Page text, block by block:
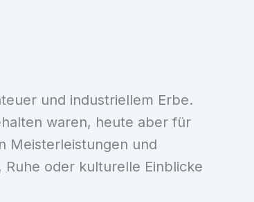
und industriellem Erbe.
waren, heute aber für
Meisterleistungen und
oder kulturelle Einblicke